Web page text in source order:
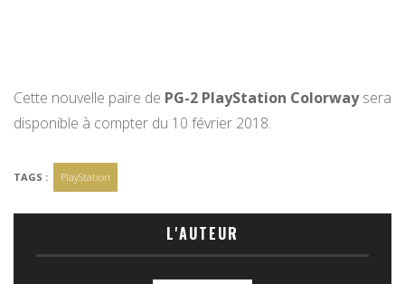
Cette nouvelle paire de PG-2 PlayStation Colorwaysera
disponible à compter du 10 février 2018.
TAGS : PlayStation
L'AUTEUR